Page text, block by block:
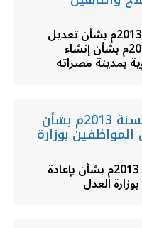
قرار وزير العدل رقم 588 لسنة 2013م بشأن تعديل
حكم بالقرار رقم (219) لسنة2013م بشأن إنشاء
بمدينة مصراته
قرار وزير العدل رقم 567 لسنة 2013م بشأن
بوزارة
قرار وزير العدل رقم 567 لسنة 2013م بشأن بإعادة
العدل